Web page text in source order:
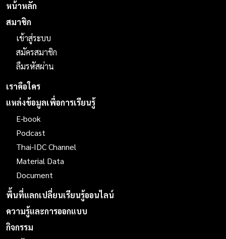
หน้าหลัก
สมาชิก
เข้าสู่ระบบ
สมัครสมาชิก
ลืมรหัสผ่าน
เราคือใคร
แหล่งข้อมูลเพื่อการเรียนรู้
E-book
Podcast
Thai-IDC Channel
Material Data
Document
พื้นที่แลกเปลี่ยนเรียนรู้ออนไลน์
ความรู้และการออกแบบ
กิจกรรม